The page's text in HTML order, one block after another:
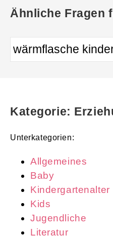
Ähnliche Fragen
Kategorie:
Unterkategorien:
Allgemeines
Baby
Kindergartenalter
Kids
Jugendliche
Literatur